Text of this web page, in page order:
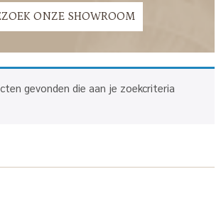
ONZE SHOWROOM
gevonden die aan je zoekcriteria